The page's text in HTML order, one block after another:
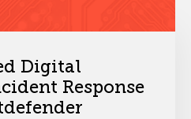
Digital
Response